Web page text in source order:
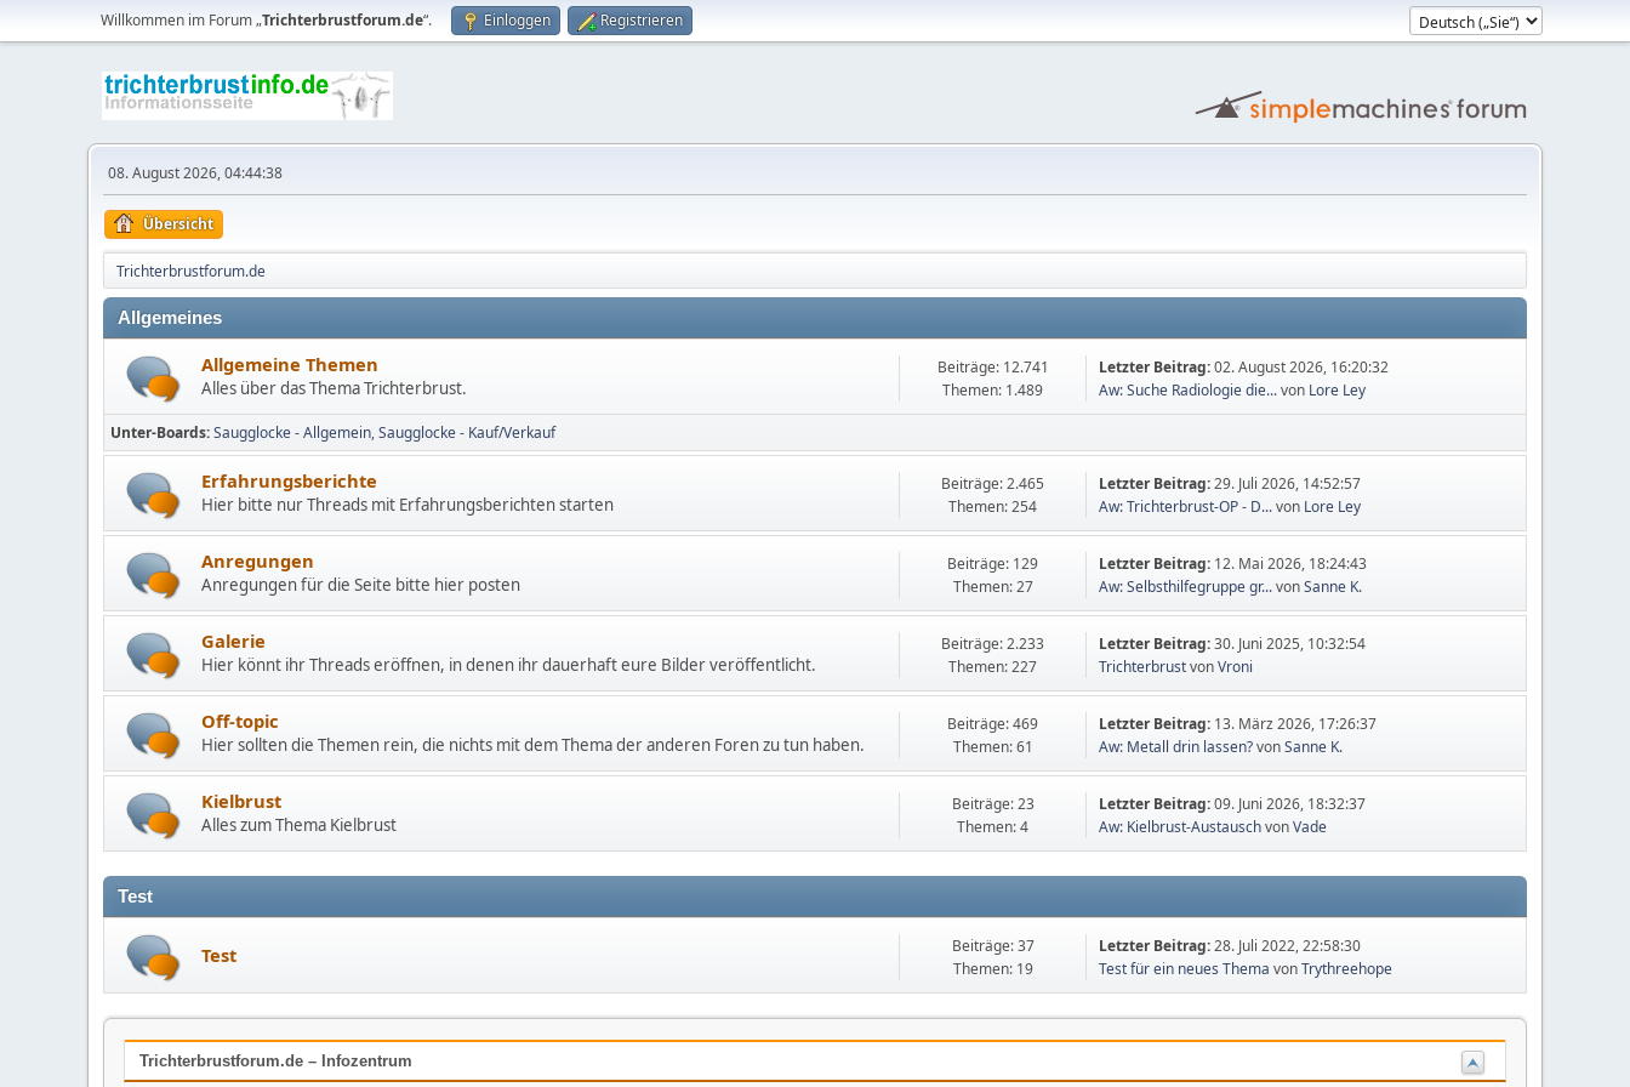
Willkommen im Forum „Trichterbrustforum.de“. Einloggen Registrieren
08. August 2026, 04:44:38
Übersicht
Trichterbrustforum.de
Allgemeines
Allgemeine Themen
Alles über das Thema Trichterbrust.
Beiträge: 12.741
Themen: 1.489
Letzter Beitrag:02. August 2026, 16:20:32
Aw: Suche Radiologie die...von Lore Ley
Unter-Boards Saugglocke - Allgemein Saugglocke - Kauf/Verkauf
Erfahrungsberichte
Hier bitte nur Threads mit Erfahrungsberichten starten
Beiträge: 2.465
Themen: 254
Letzter Beitrag:29. Juli 2026, 14:52:57
Aw: Trichterbrust-OP - D...von Lore Ley
Anregungen
Anregungen für die Seite bitte hier posten
Beiträge: 129
Themen: 27
Letzter Beitrag: 12. Mai 2026, 18:24:43
Aw: Selbsthilfegruppe gr...vonSanne K.
Galerie
Hier könnt ihr Threads eröffnen, in denen ihr dauerhaft eure Bilder veröffentlicht.
Beiträge: 2.233
Themen: 227
Letzter Beitrag:30. Juni 2025, 10:32:54
TrichterbrustvonVroni
Off-topic
Hier sollten die Themen rein, die nichts mit dem Thema der anderen Foren zu tun haben.
Beiträge: 469
Themen: 61
Letzter Beitrag: 13. März 2026, 17:26:37
Aw: Metall drin lassen?vonSanne K.
Kielbrust
Alles zum Thema Kielbrust
Beiträge: 23
Themen: 4
Letzter Beitrag:09. Juni 2026, 18:32:37
Aw: Kielbrust-AustauschvonVade
Test
Test
Beiträge: 37
Themen: 19
Letzter Beitrag:28. Juli 2022, 22:58:30
Test für ein neues Thema vonTrythreehope
Trichterbrustforum.de – Infozentrum